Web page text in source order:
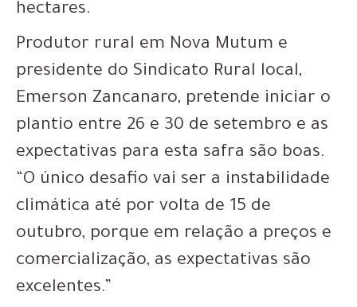
hectares.
Produtor rural em Nova Mutum e
presidente do Sindicato Rural local,
Emerson Zancanaro, pretende iniciar o
plantio entre 26 e 30 de setembro e as
expectativas para esta safra são boas.
“O único desafio vai ser a instabilidade
climática até por volta de 15 de
outubro, porque em relação a preços e
comercialização, as expectativas são
excelentes.”